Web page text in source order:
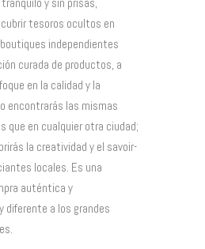
tesoros ocultos en
independientes
curada de productos, a
en la calidad y la
encontrarás las mismas
que en cualquier otra ciudad;
la creatividad y el savoir-
locales. Es una
auténtica y
diferente a los grandes